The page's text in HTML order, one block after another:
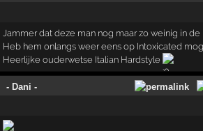
Jammer dat deze man nog maar zo weinig in de
Heb hem onlangs weer eens op Intoxicated
Heerlijke ouderwetse Italian Hardstyle
- Dani -